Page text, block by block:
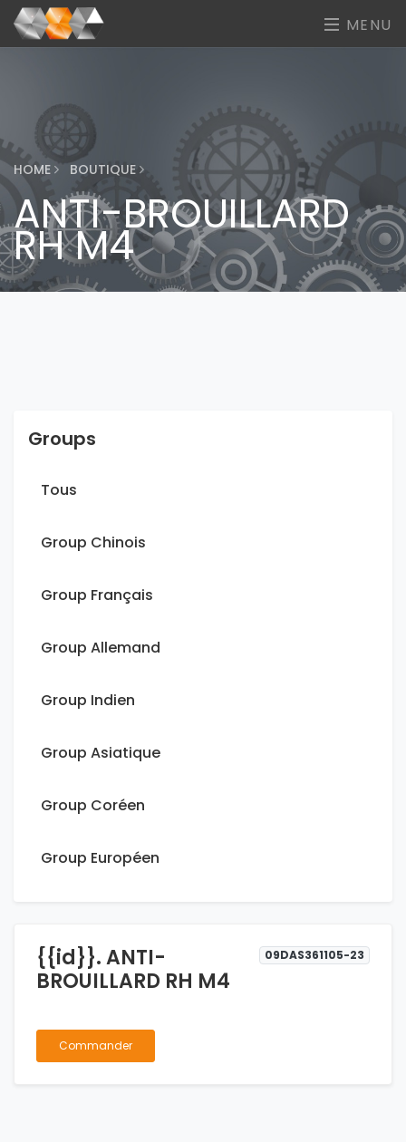
MENU
HOME BOUTIQUE
ANTI-BROUILLARD
RH M4
Groups
Tous
Group Chinois
Group Français
Group Allemand
Group Indien
Group Asiatique
Group Coréen
Group Européen
{{id}}. ANTI-
BROUILLARD RH M4
09DAS361105-23
Commander